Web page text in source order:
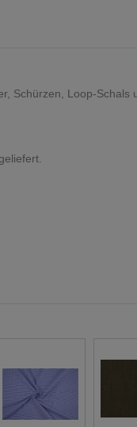
Schürzen, Loop-Schals